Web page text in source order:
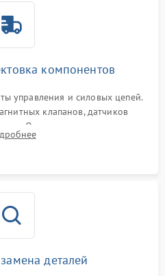
компонентов
управления и силовых цепей.
клапанов, датчиков
Оценка степени износа
колец гидросистемы
деталей